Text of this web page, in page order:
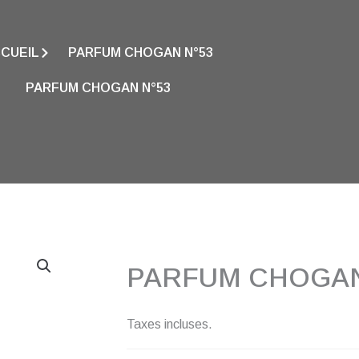
PARFUM CHOGAN N°53
PARFUM CHOGAN N°53
PARFUM
Taxes incluses.